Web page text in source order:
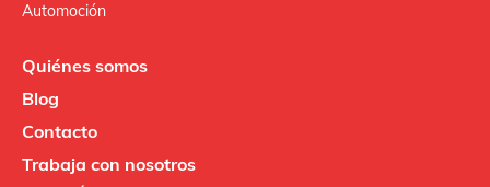
Automoción
Quiénes somos
Blog
Contacto
Trabaja con nosotros